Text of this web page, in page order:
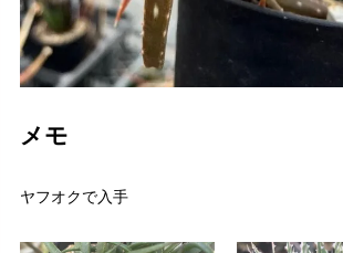
メモ
ヤフオクで入手